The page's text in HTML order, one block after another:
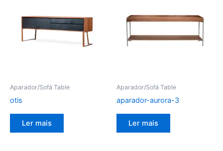
Aparador/Sofá Table
otis
Ler mais
Aparador/Sofá Table
aparador-aurora-3
Ler mais